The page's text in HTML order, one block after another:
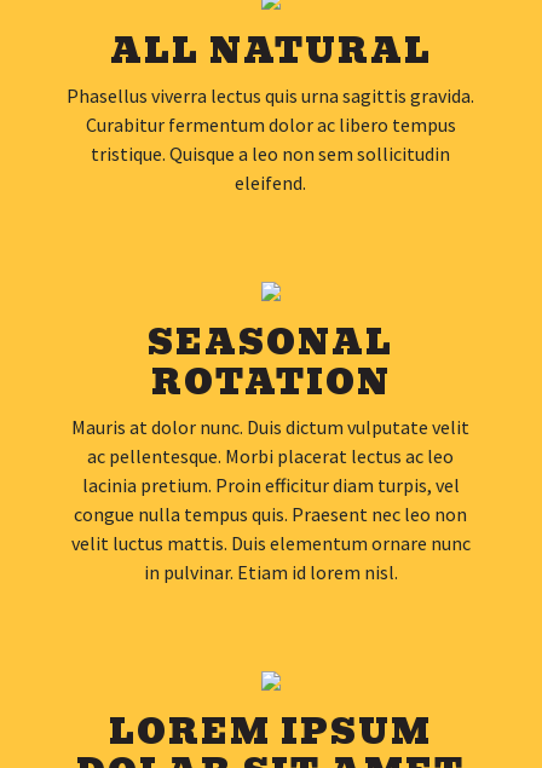
ALL NATURAL
Phasellus viverra lectus quis urna sagittis gravida.
Curabitur fermentum dolor ac libero tempus
tristique. Quisque a leo non sem sollicitudin
eleifend.
SEASONAL
ROTATION
Mauris at dolor nunc. Duis dictum vulputate velit
ac pellentesque. Morbi placerat lectus ac leo
lacinia pretium. Proin efficitur diam turpis, vel
congue nulla tempus quis. Praesent nec leo non
velit luctus mattis. Duis elementum ornare nunc
in pulvinar. Etiam id lorem nisl.
LOREM IPSUM